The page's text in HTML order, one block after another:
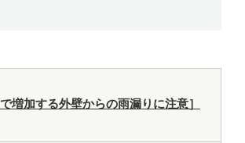
増加する外壁からの雨漏りに注意］